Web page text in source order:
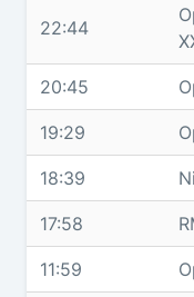
22:44
20:45
19:29
18:39
17:58
11:59